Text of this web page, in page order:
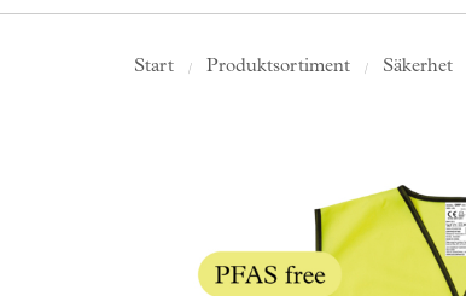
Start Produktsortiment Säkerhet